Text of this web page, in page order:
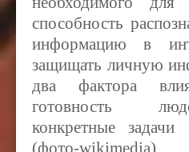
способность
информацию в
защищать личную
два фактора
готовность
конкретные
(фото-wikimedia).